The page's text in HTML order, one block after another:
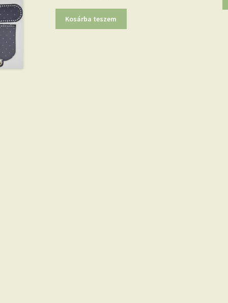
was:
4.900 Ft. 3.900 Ft.
Kosárba teszem